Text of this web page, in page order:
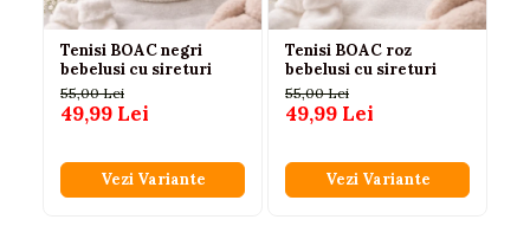
Tenisi BOAC negri
bebelusi cu sireturi
55,00 Lei
49,99 Lei
Vezi Variante
Tenisi BOAC roz
bebelusi cu sireturi
55,00 Lei
49,99 Lei
Vezi Variante